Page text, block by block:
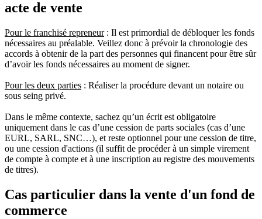
acte de vente
Pour le franchisé repreneur: Il est primordial de débloquer les fonds
nécessaires au préalable. Veillez donc à prévoir la chronologie des
accords à obtenir de la part des personnes qui financent pour être sûr
d’avoir les fonds nécessaires au moment de signer.
Pour les deux parties : Réaliser la procédure devant un notaire ou
sous seing privé.
Dans le même contexte, sachez qu’un écrit est obligatoire
uniquement dans le cas d’une cession de parts sociales (cas d’une
EURL, SARL, SNC…), et reste optionnel pour une cession de titre,
ou une cession d'actions (il suffit de procéder à un simple virement
de compte à compte et à une inscription au registre des mouvements
de titres).
Cas particulier dans la vente d'un fond de
commerce